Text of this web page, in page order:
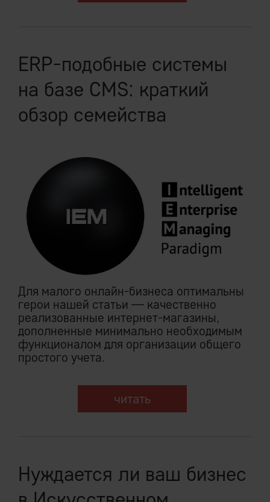
ERP-подобные системы
на базе CMS: краткий
обзор семейства
Для малого онлайн-бизнеса оптимальны
герои нашей статьи — качественно
реализованные интернет-магазины,
дополненные минимально необходимым
функционалом для организации общего
простого учета.
читать
Нуждается ли ваш бизнес